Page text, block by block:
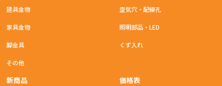
建具金物
家具金物
脚金具
空気穴・配線孔
照明部品・LED
くず入れ
その他
新商品 価格表